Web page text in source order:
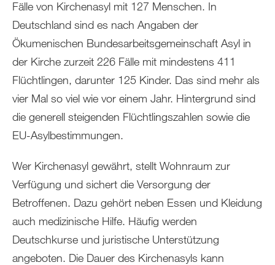
Fälle von Kirchenasyl mit 127 Menschen. In
Deutschland sind es nach Angaben der
Ökumenischen Bundesarbeitsgemeinschaft Asyl in
der Kirche zurzeit 226 Fälle mit mindestens 411
Flüchtlingen, darunter 125 Kinder. Das sind mehr als
vier Mal so viel wie vor einem Jahr. Hintergrund sind
die generell steigenden Flüchtlingszahlen sowie die
EU-Asylbestimmungen.
Wer Kirchenasyl gewährt, stellt Wohnraum zur
Verfügung und sichert die Versorgung der
Betroffenen. Dazu gehört neben Essen und Kleidung
auch medizinische Hilfe. Häufig werden
Deutschkurse und juristische Unterstützung
angeboten. Die Dauer des Kirchenasyls kann